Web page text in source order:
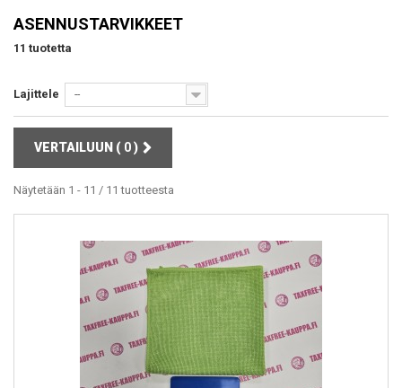
ASENNUSTARVIKKEET
11 tuotetta
Lajittele --
VERTAILUUN ( 0)
Näytetään 1 - 11 / 11 tuotteesta